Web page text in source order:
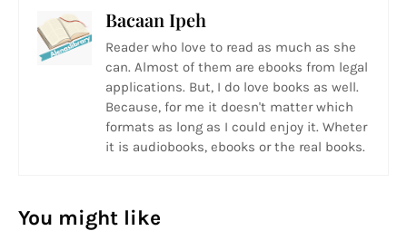
Bacaan Ipeh
Reader who love to read as much as she
can. Almost of them are ebooks from legal
applications. But, I do love books as well.
Because, for me it doesn't matter which
formats as long as I could enjoy it. Wheter
it is audiobooks, ebooks or the real books.
You might like